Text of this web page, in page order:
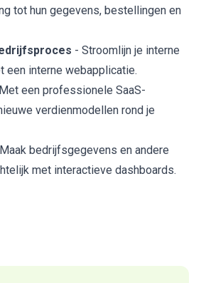
tot hun gegevens, bestellingen en
- Stroomlijn je interne
een interne webapplicatie.
een professionele SaaS-
verdienmodellen rond je
bedrijfsgegevens en andere
met interactieve dashboards.